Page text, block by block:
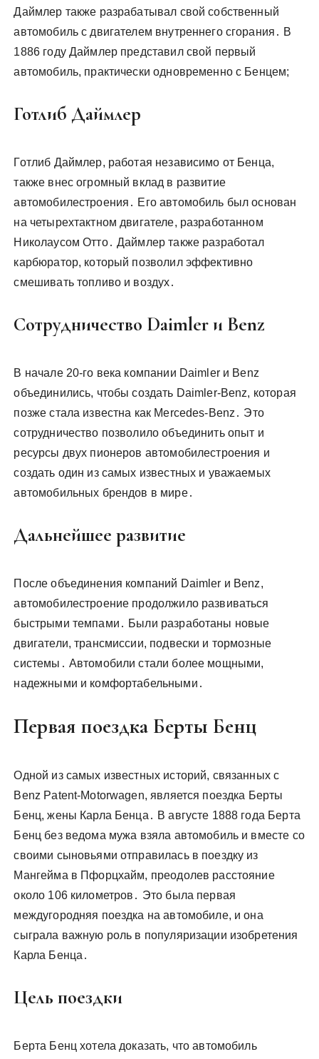
Даймлер также разрабатывал свой собственный
автомобиль с двигателем внутреннего сгорания․ В
1886 году Даймлер представил свой первый
автомобиль, практически одновременно с Бенцем;
Готлиб Даймлер
Готлиб Даймлер, работая независимо от Бенца,
также внес огромный вклад в развитие
автомобилестроения․ Его автомобиль был основан
на четырехтактном двигателе, разработанном
Николаусом Отто․ Даймлер также разработал
карбюратор, который позволил эффективно
смешивать топливо и воздух․
Сотрудничество Daimler и Benz
В начале 20-го века компании Daimler и Benz
объединились, чтобы создать Daimler-Benz, которая
позже стала известна как Mercedes-Benz․ Это
сотрудничество позволило объединить опыт и
ресурсы двух пионеров автомобилестроения и
создать один из самых известных и уважаемых
автомобильных брендов в мире․
Дальнейшее развитие
После объединения компаний Daimler и Benz,
автомобилестроение продолжило развиваться
быстрыми темпами․ Были разработаны новые
двигатели, трансмиссии, подвески и тормозные
системы․ Автомобили стали более мощными,
надежными и комфортабельными․
Первая поездка Берты Бенц
Одной из самых известных историй, связанных с
Benz Patent-Motorwagen, является поездка Берты
Бенц, жены Карла Бенца․ В августе 1888 года Берта
Бенц без ведома мужа взяла автомобиль и вместе со
своими сыновьями отправилась в поездку из
Мангейма в Пфорцхайм, преодолев расстояние
около 106 километров․ Это была первая
междугородняя поездка на автомобиле, и она
сыграла важную роль в популяризации изобретения
Карла Бенца․
Цель поездки
Берта Бенц хотела доказать, что автомобиль